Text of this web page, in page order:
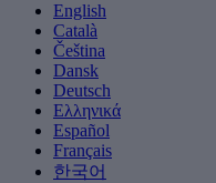
English
Català
Čeština
Dansk
Deutsch
Ελληνικά
Español
Français
한국어